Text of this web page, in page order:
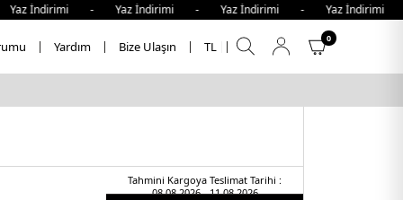
- Yaz İndirimi - Yaz İndirimi - Yaz
Yardım Bize Ulaşın TL
0
Tahmini Kargoya Teslimat Tarihi :
08.08.2026 - 11.08.2026